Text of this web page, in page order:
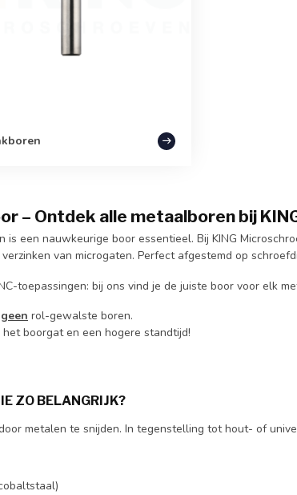
– Ontdek alle metaalboren bij
is een nauwkeurige boor essentieel. Bij KING
van microgaten. Perfect afgestemd op
toepassingen: bij ons vind je de juiste boor voor elk
geen rol-gewalste boren.
boorgat en een hogere standtijd!
ZO BELANGRIJK?
metalen te snijden. In tegenstelling tot hout- of